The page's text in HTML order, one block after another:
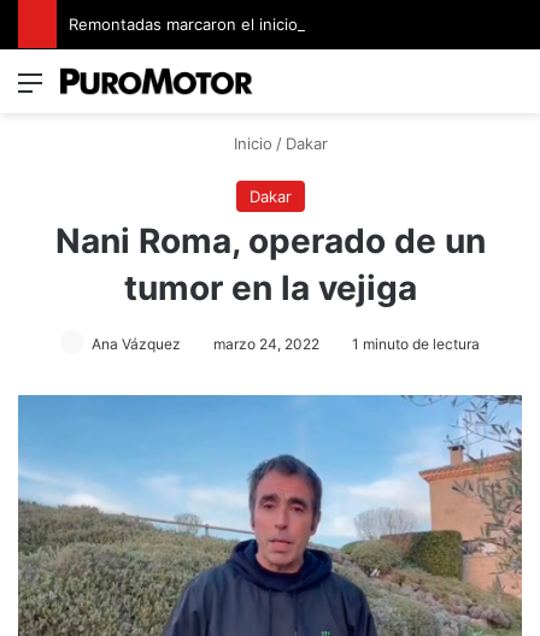
Menú
Inicio / Dakar
Dakar
Nani Roma, operado de un
tumor en la vejiga
Ana Vázquez marzo 24, 2022 1 minuto de lectura